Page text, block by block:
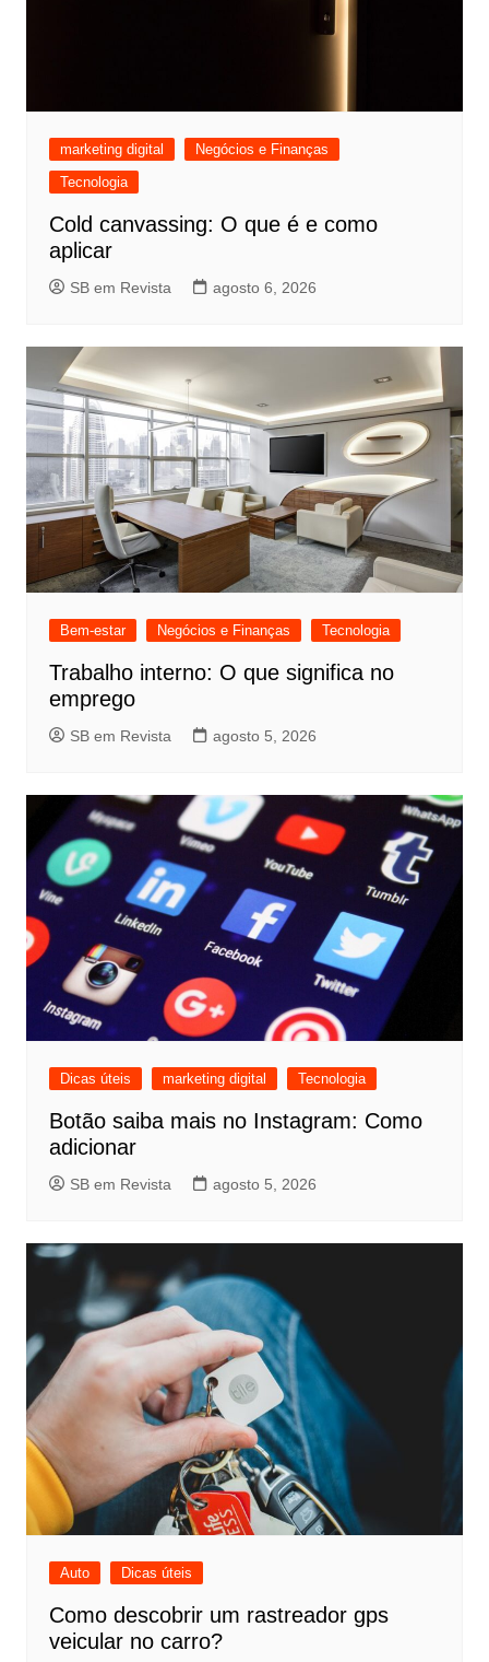
marketing digital
Negócios e Finanças
Tecnologia
Cold canvassing: O que é e como
aplicar
SB em Revista agosto 6, 2026
Bem-estar Negócios e Finanças Tecnologia
Trabalho interno: O que significa no
emprego
SB em Revista agosto 5, 2026
Dicas úteis marketing digital Tecnologia
Botão saiba mais no Instagram: Como
adicionar
SB em Revista agosto 5, 2026
Auto Dicas úteis
Como descobrir um rastreador gps
veicular no carro?